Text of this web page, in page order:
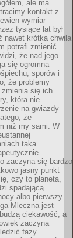
ale ma
kontakt z
wymiar
tysiące lat był
nawet krótka chwila
potrafi zmienić
że nad jego
się ogromna
sporów i
że problemy
się ich
która nie
na gwiazdy
że
niż my sami. W
taka
zaczyna się bardzo
jasny punkt
czy to planeta,
spadającą
albo pierwszy
Mleczna jest
ciekawość, a
zaczyna
fazy